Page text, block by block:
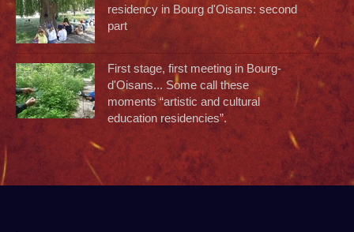
residency in Bourg d'Oisans: second
part
First stage, first meeting in Bourg-
d'Oisans... Some call these
moments “artistic and cultural
education residencies”.